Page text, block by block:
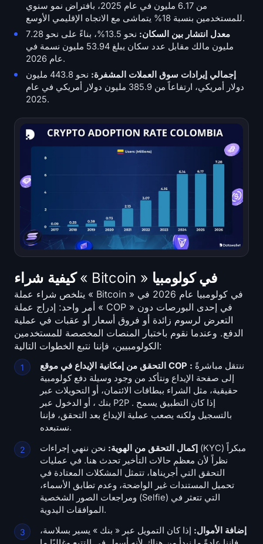
من 6.17 مليون في عام 2025، بافتراض نمو سنوي
للمستخدمين بنسبة 18% يتماشى مع الاتجاه الإقليمي الأوسع.
معدل انتشار بين السكان:
نحو 13.5%، بناءً على نحو 7.28
مليون مالك مقابل عدد سكان يبلغ 53.94 مليون نسمة في
عام 2026.
إجمالي إيرادات سوق العملات المشفرة:
نحو 443.8 مليون
دولار أمريكي، ارتفاعاً من 385.9 مليون دولار أمريكي في عام
2025.
كيفية شراء « Bitcoin » في كولومبيا
يتلخص شراء عملة « Bitcoin » في كولومبيا عام 2026 في
أمر واحد: إدراج عملة « COP » في إحدى البورصات دون
التعرض لرسوم زائدة أو فروق أسعار أو عقبات في عملية
الدفع. وعندما نقوم باختبار المنصات المخصصة للمستخدمين
الكولومبيين، فإننا نتبع الخطوات التالية:
التحقق من إمكانية الإيداع في موقع COP :
إلى صفحة الإيداع ونتأكد من وجود وسيلة دفع كولومبية
حقيقية، مثل الشراء ببطاقات الائتمان، أو التحويلات عبر
بنك ، أو الدخول عبر P2P . إذا كان التطبيق يسمح
بالتسجيل ولكنه يصعب عملية الإيداع بعد التحقق، فإننا
نستبعده.
إكمال التحقق من الهوية: نحن ننهي إجراءات (KYC) مبكراً
نظراً لأن معظم حالات التأخير تحدث هنا. في عمليات
التحقق التي أجريناها، تتمثل المشكلات المعتادة في
تحميل المستندات غير الواضحة، وعدم تطابق الأسماء،
ومراجعات الصور الشخصية (Selfie) التي تتعثر في
الموافقات اليدوية.
إضافة الأموال: إذا كان التمويل عبر « بنك » يسير بسلاسة،